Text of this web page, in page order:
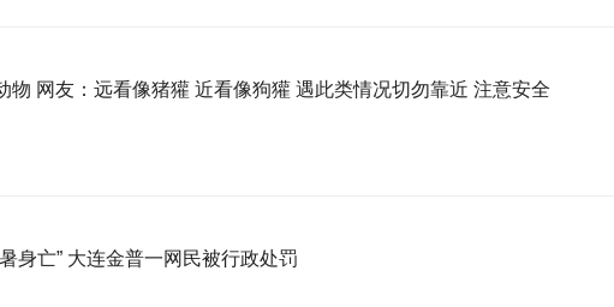
物 网友：远看像猪獾 近看像狗獾 遇此类情况切勿靠近 注意安全
身亡” 大连金普一网民被行政处罚